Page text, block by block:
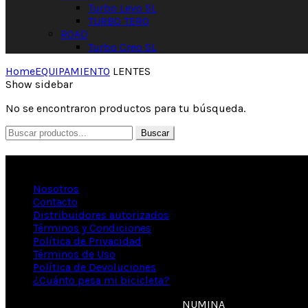
Turbo Levo SL
TURBO TERO
ROAD
Turbo Creo SL
HomeEQUIPAMIENTO LENTES
Show sidebar
No se encontraron productos para tu búsqueda.
Buscar
Nosotros
Contacto
Distribuidores autorizados
Términos y Condiciones
Política de Privacidad
Términos de Uso
Política de Devoluciones
¿Cuánto pesa mi bicicleta?
NUMINA